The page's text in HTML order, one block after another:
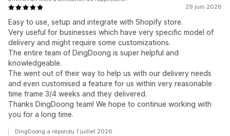
29 juin 2026
Easy to use, setup and integrate with Shopify store.
Very useful for businesses which have very specific model of
delivery and might require some customizations.
The entire team of DingDoong is super helpful and
knowledgeable.
The went out of their way to help us with our delivery needs
and even customised a feature for us within very reasonable
time frame 3/4 weeks and they delivered.
Thanks DingDoong team! We hope to continue working with
you for a long time.
DingDoong a répondu 1 juillet 2026